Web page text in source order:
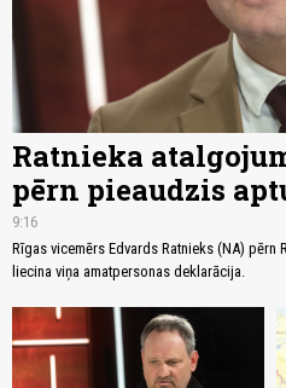
Ratnieka
pērn pieaudzis
9:16
Rīgas vicemērs Edvards Ratnieks (NA)
liecina viņa amatpersonas deklarācija.